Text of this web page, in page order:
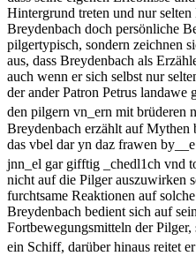
Hintergrund treten und nur
Breydenbach doch persönliche
pilgertypisch, sondern zeichnen
aus, dass Breydenbach als
auch wenn er sich selbst nur
der ander Patron Petrus
den pilgern vn_ern mit brüderen
Breydenbach erzählt auf Mythen
das vbel dar yn daz frawen
jnn_el gar gifftig _chedl1ch vnd
nicht auf die Pilger auszuwirken
furchtsame Reaktionen auf
Breydenbach bedient sich auf
Fortbewegungsmitteln der Pilger,
ein Schiff, darüber hinaus reitet